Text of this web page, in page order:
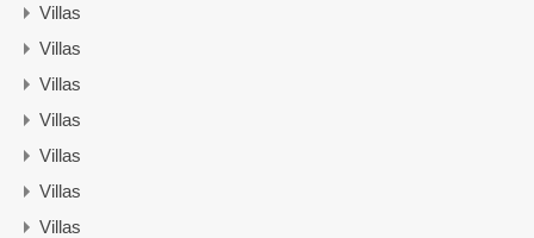
Villas
Villas
Villas
Villas
Villas
Villas
Villas